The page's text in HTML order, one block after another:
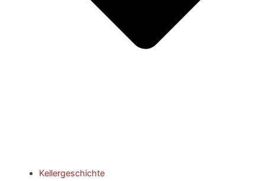
Kellergeschichte